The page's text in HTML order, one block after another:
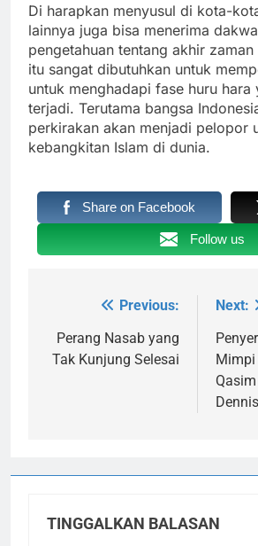
Di harapkan menyusul di kota-
lainnya juga bisa menerima
pengetahuan tentang akhir
itu sangat dibutuhkan untuk
untuk menghadapi fase huru hara
terjadi. Terutama bangsa
perkirakan akan menjadi pelopor
kebangkitan Islam di dunia.
Share on Facebook
Follow us
Navigasi
pos
Previous:
Perang Nasab yang
Tak Kunjung Selesai
Next:
TINGGALKAN BALASAN